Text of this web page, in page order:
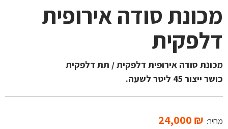
מכונת סודה אירופית
דלפקית
מכונת סודה אירופית דלפקית / תת דלפקית
כושר ייצור 45 ליטר לשעה.
מחיר: ₪
24,000